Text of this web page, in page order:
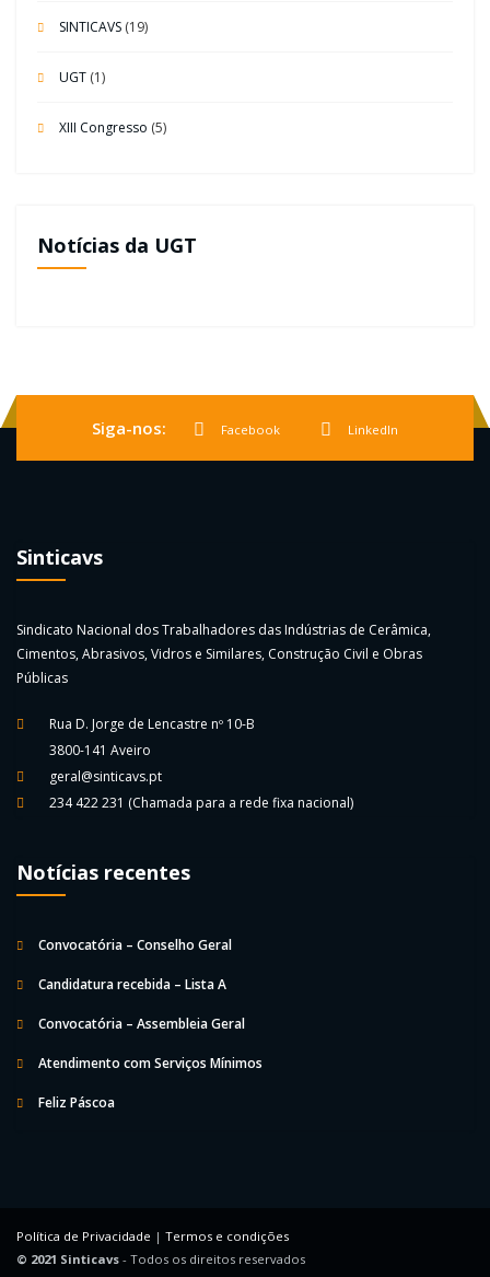
SINTICAVS(19)
UGT(1)
XIII Congresso (5)
Notícias da UGT
Siga-nos: Facebook LinkedIn
Sinticavs
Sindicato Nacional dos Trabalhadores das Indústrias de Cerâmica,
Cimentos, Abrasivos, Vidros e Similares, Construção Civil e Obras
Públicas
Rua D. Jorge de Lencastre nº 10-B
3800-141 Aveiro
geral@sinticavs.pt
234 422 231 (Chamada para a rede fixa nacional)
Notícias recentes
Convocatória – Conselho Geral
Candidatura recebida – Lista A
Convocatória – Assembleia Geral
Atendimento com Serviços Mínimos
Feliz Páscoa
Política de Privacidade | Termos e condições
© 2021 Sinticavs - Todos os direitos reservados